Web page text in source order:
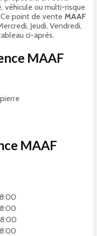
véhicule ou multi-risque
Ce point de vente MAAF
Jeudi, Vendredi,
ci-après.
MAAF
MAAF